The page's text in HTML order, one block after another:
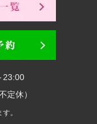
23:00
定休）
。